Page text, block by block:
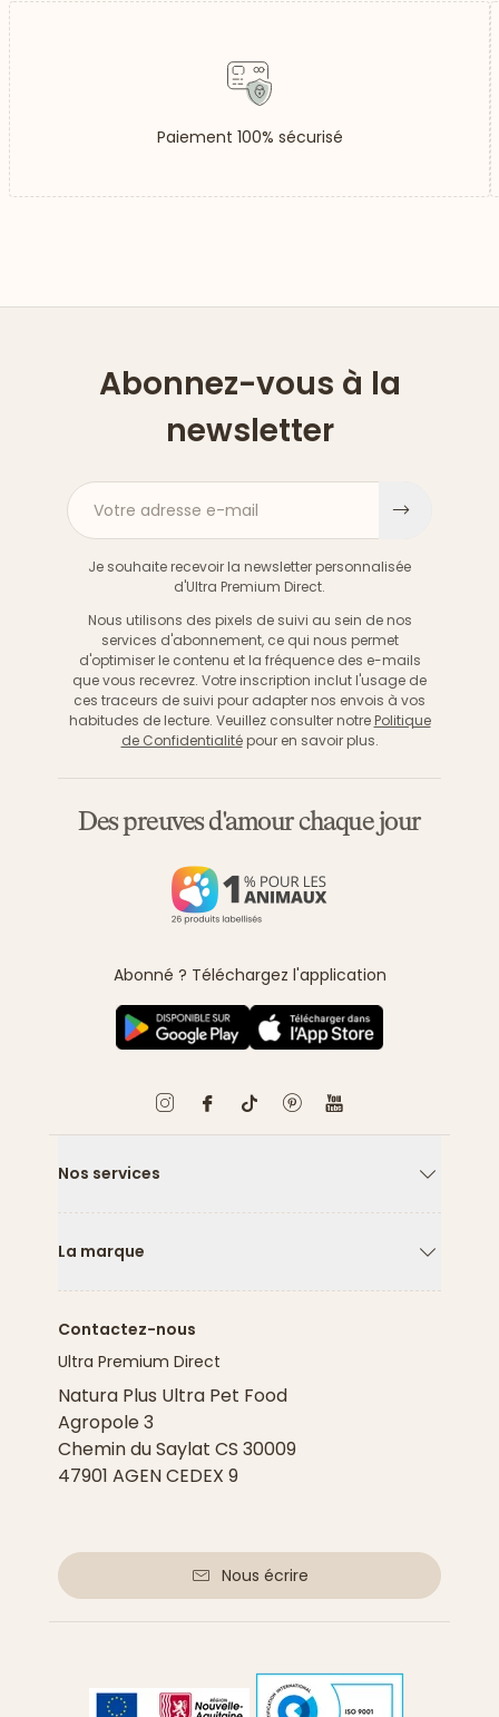
Paiement 100% sécurisé
Abonnez-vous à la
newsletter
Votre adresse e-mail
Je souhaite recevoir la newsletter personnalisée
d'Ultra Premium Direct.
Nous utilisons des pixels de suivi au sein de nos
services d'abonnement, ce qui nous permet
d'optimiser le contenu et la fréquence des e-mails
que vous recevrez. Votre inscription inclut l'usage de
ces traceurs de suivi pour adapter nos envois à vos
habitudes de lecture. Veuillez consulter notre Politique
de Confidentialitépour en savoir plus.
Des preuves d'amour chaque jour
Abonné ? Téléchargez l'application
Nos services
La marque
Contactez-nous
Ultra Premium Direct
Natura Plus Ultra Pet Food
Agropole 3
Chemin du Saylat CS 30009
47901 AGEN CEDEX 9
Nous écrire